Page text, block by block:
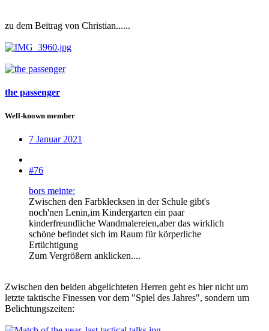
zu dem Beitrag von Christian......
the passenger
Well-known member
7 Januar 2021
#76
bors meinte:
Zwischen den Farbklecksen in der Schule gibt's
noch'nen Lenin,im Kindergarten ein paar
kinderfreundliche Wandmalereien,aber das wirklich
schöne befindet sich im Raum für körperliche
Ertüchtigung
Zum Vergrößern anklicken....
Zwischen den beiden abgelichteten Herren geht es hier nicht um
letzte taktische Finessen vor dem "Spiel des Jahres", sondern um
Belichtungszeiten: